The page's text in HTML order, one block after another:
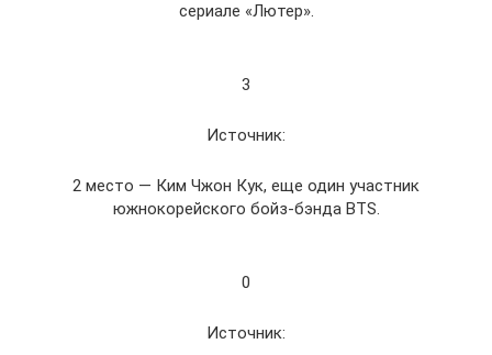
сериале «Лютер».
3
Источник:
2 место — Ким Чжон Кук, еще один участник
южнокорейского бойз-бэнда BTS.
0
Источник: